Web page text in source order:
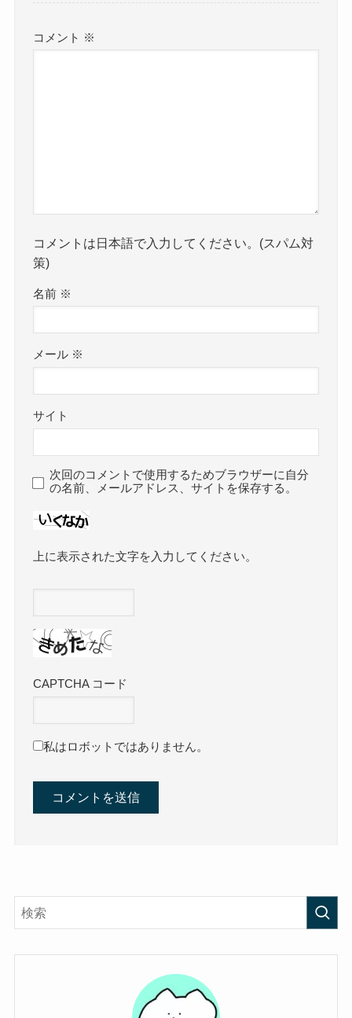
コメント ※
コメントは日本語で入力してください。(スパム対
策)
名前 ※
メール ※
サイト
次回のコメントで使用するためブラウザーに自分
の名前、メールアドレス、サイトを保存する。
上に表示された文字を入力してください。
CAPTCHA コード
私はロボットではありません。